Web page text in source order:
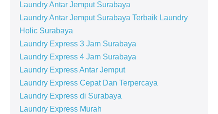
Laundry Antar Jemput Surabaya
Laundry Antar Jemput Surabaya Terbaik Laundry
Holic Surabaya
Laundry Express 3 Jam Surabaya
Laundry Express 4 Jam Surabaya
Laundry Express Antar Jemput
Laundry Express Cepat Dan Terpercaya
Laundry Express di Surabaya
Laundry Express Murah